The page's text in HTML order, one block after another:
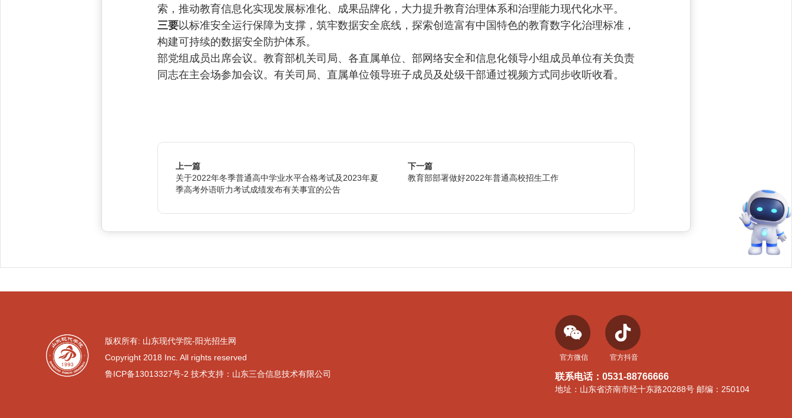
索，推动教育信息化实现发展标准化、成果品牌化，大力提升教育治理体系和治理能力现代化水平。
三要以标准安全运行保障为支撑，筑牢数据安全底线，探索创造富有中国特色的教育数字化治理标准，
构建可持续的数据安全防护体系。
部党组成员出席会议。教育部机关司局、各直属单位、部网络安全和信息化领导小组成员单位有关负责
同志在主会场参加会议。有关司局、直属单位领导班子成员及处级干部通过视频方式同步收听收看。
上一篇
关于2022年冬季普通高中学业水平合格考试及2023年夏
季高考外语听力考试成绩发布有关事宜的公告
下一篇
教育部部署做好2022年普通高校招生工作
版权所有: 山东现代学院-阳光招生网
Copyright 2018 Inc. All rights reserved
鲁ICP备13013327号-2技术支持：山东三合信息技术有限公司
官方微信 官方抖音
联系电话：0531-88766666
地址：山东省济南市经十东路20288号 邮编：250104